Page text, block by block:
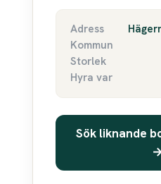
Adress
Kommun
Storlek
Hyra var
Sök liknande